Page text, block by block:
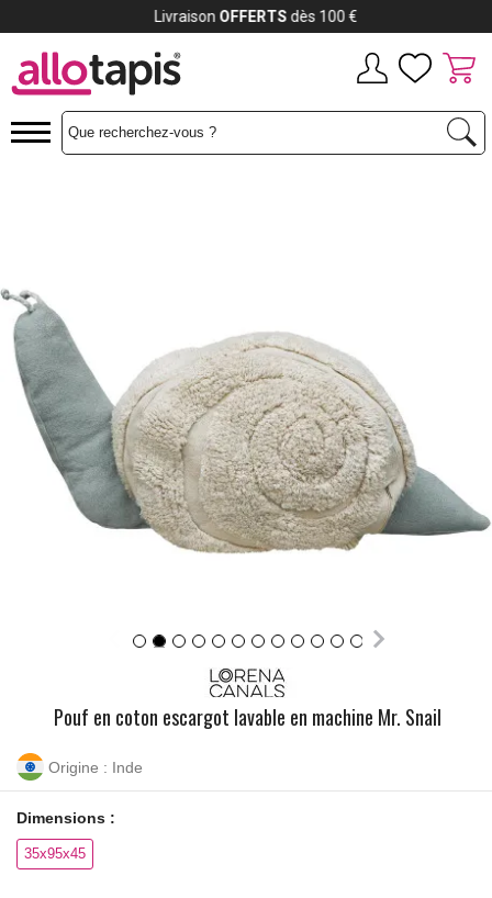
Pouf en coton escargot lavable en machine Mr. Snail
Origine : Inde
Dimensions :
35x95x45
Payez jusqu'à12x